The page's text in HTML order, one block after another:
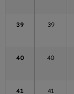
39 39
40 40
41 41